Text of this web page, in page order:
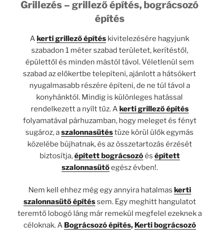
Grillezés – grillező építés, bográcsozó
építés
Akerti grillező építés kivitelezésére hagyjunk
szabadon 1 méter szabad területet, kerítéstől,
épülettől és minden mástól távol. Véletlenül sem
szabad az előkertbe telepíteni, ajánlott a hátsókert
nyugalmasabb részére építeni, de ne túl távol a
konyhánktól. Mindig is különleges hatással
rendelkezett a nyílt tűz. Akerti grillező építés
folyamatával párhuzamban, hogy meleget és fényt
sugároz, aszalonnasütéstüze körül ülők egymás
közelébe bújhatnak, és az összetartozás érzését
biztosítja,épített bográcsozóés épített
szalonnasütőegész évben!.
Nem kell ehhez még egy annyira hatalmas kerti
szalonnasütő építéssem. Egy meghitt hangulatot
teremtő lobogó láng már remekül megfelel ezeknek a
céloknak. A Bográcsozó építés, Kerti bográcsozó